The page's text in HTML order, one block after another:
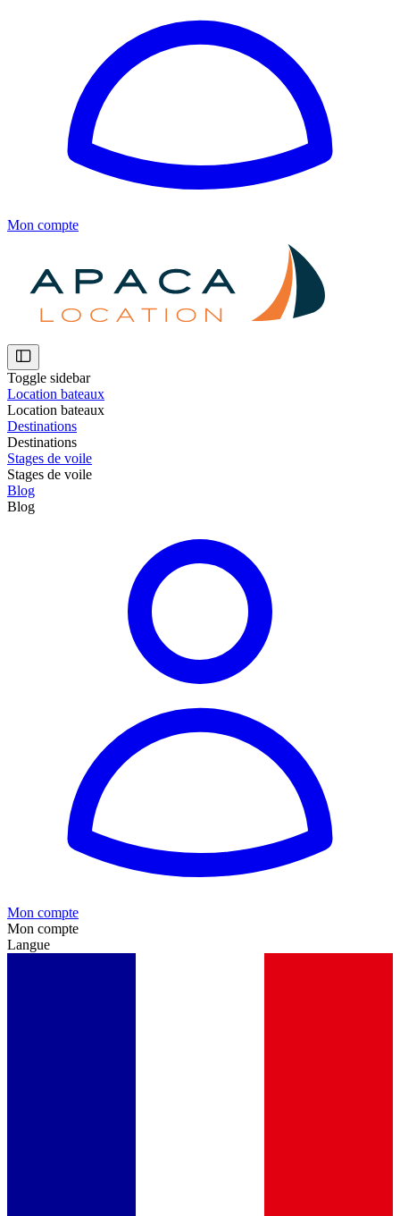
Mon compte
Toggle sidebar
Location bateaux
Location bateaux
Destinations
Destinations
Stages de voile
Stages de voile
Blog
Blog
Mon compte
Mon compte
Langue